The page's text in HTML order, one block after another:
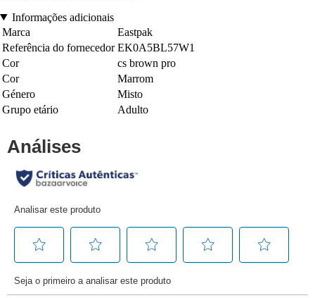
Informações adicionais
Marca
Eastpak
Referência do fornecedor EK0A5BL57W1
Cor
cs brown pro
Cor
Marrom
Género
Misto
Grupo etário
Adulto